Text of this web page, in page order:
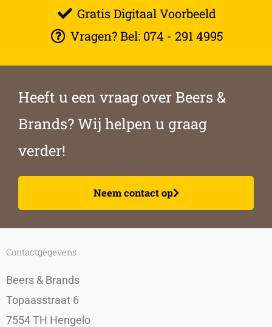
Gratis Digitaal Voorbeeld
Vragen? Bel: 074 - 291 4995
Heeft u een vraag over Beers &
Brands? Wij helpen u graag
verder!
Neem contact op
Contactgegevens
Beers & Brands
Topaasstraat 6
7554 TH Hengelo